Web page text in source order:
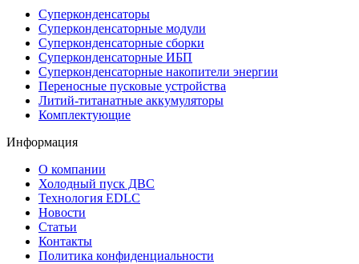
Суперконденсаторы
Суперконденсаторные модули
Суперконденсаторные сборки
Суперконденсаторные ИБП
Суперконденсаторные накопители энергии
Переносные пусковые устройства
Литий-титанатные аккумуляторы
Комплектующие
Информация
О компании
Холодный пуск ДВС
Технология EDLC
Новости
Статьи
Контакты
Политика конфиденциальности